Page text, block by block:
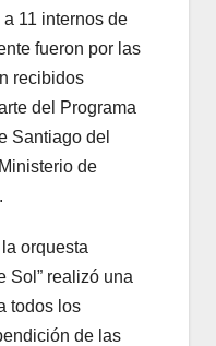
11 internos de
fueron por las
recibidos
del Programa
Santiago del
de
orquesta
Sol” realizó una
todos los
de las